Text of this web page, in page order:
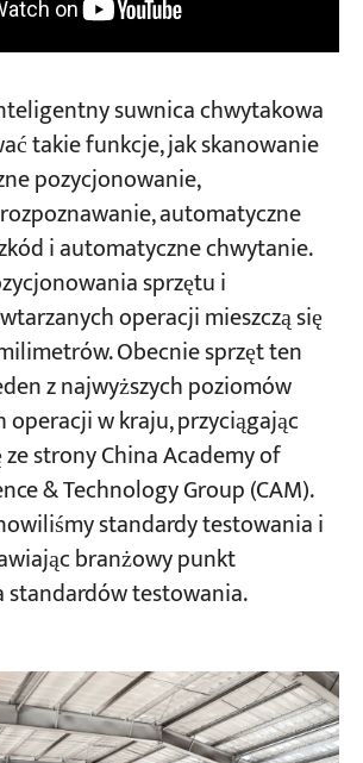
suwnica chwytakowa
takie funkcje, jak skanowanie
pozycjonowanie,
automatyczne
i automatyczne chwytanie.
sprzętu i
operacji mieszczą się
Obecnie sprzęt ten
z najwyższych poziomów
operacji w kraju, przyciągając
strony China Academy of
& Technology Group (CAM).
standardy testowania i
branżowy punkt
testowania.